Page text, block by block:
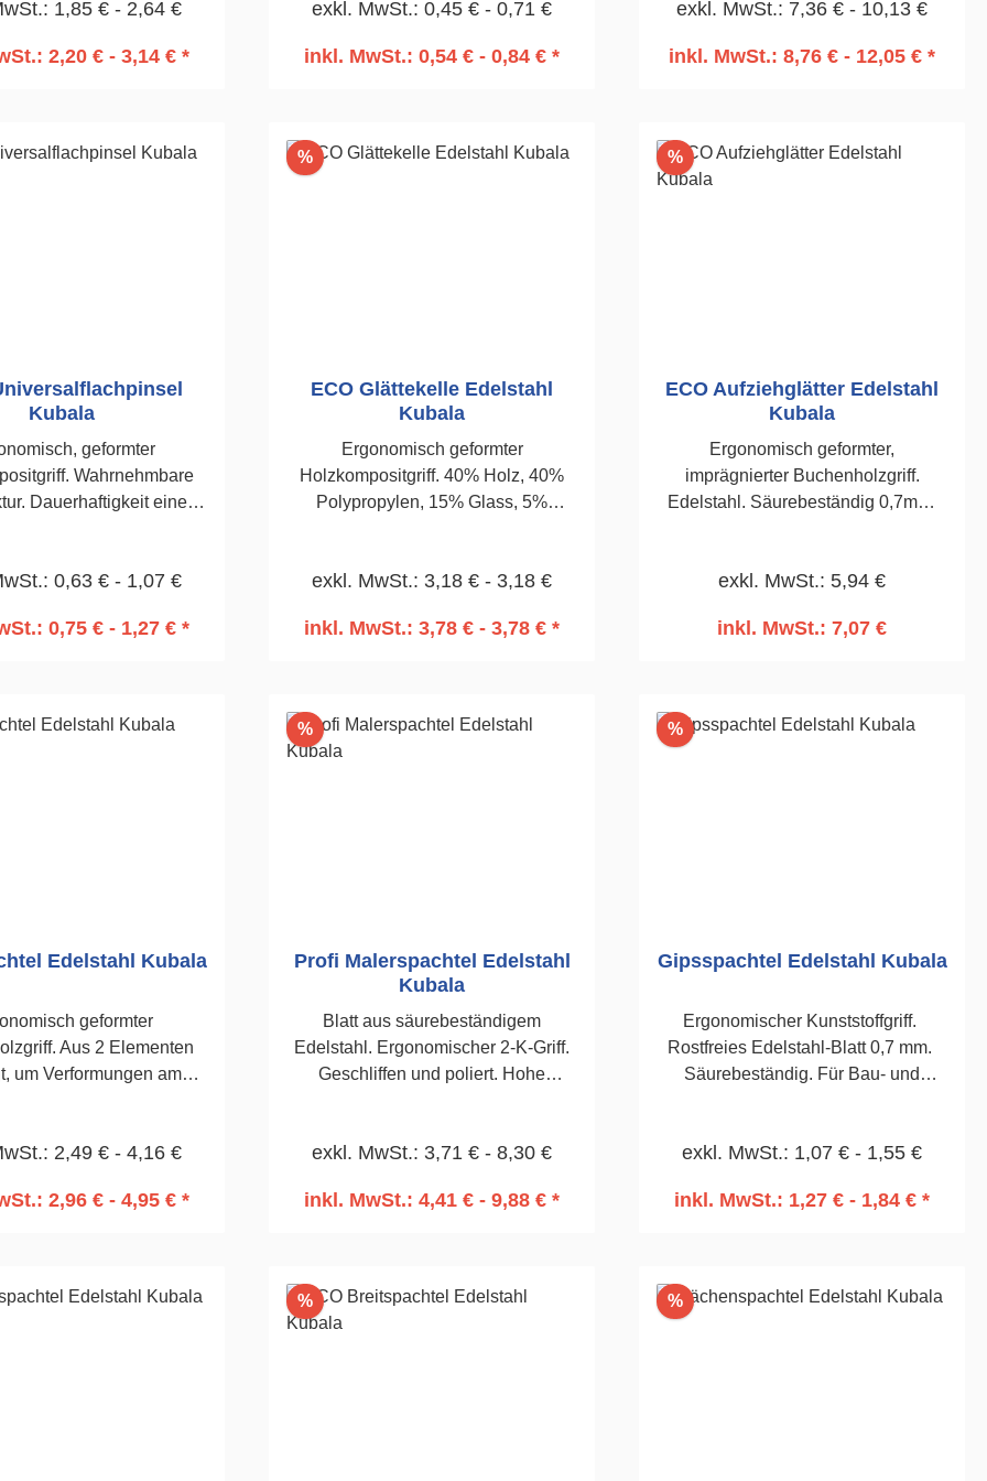
eines
1,85 € - 2,64 €
2,20 € - 3,14 € *
exkl. MwSt.: 0,45 € - 0,71 €
inkl. MwSt.: 0,54 € - 0,84 € *
mm
exkl. MwSt.: 7,36 € - 10,13 €
inkl. MwSt.: 8,76 € - 12,05 € *
Kubala
geformter
Wahrnehmbare
Dauerhaftigkeit eines
Zwinge. 50mm
0,63 € - 1,07 €
0,75 € - 1,27 € *
%Rabatt
ECO Glättekelle Edelstahl
Kubala
Ergonomisch geformter
Holzkompositgriff. 40% Holz, 40%
Polypropylen, 15% Glass, 5%
Kunststoffes, Edelstahl.
Auftragen von Klebemörtel.130 x
exkl. MwSt.: 3,18 € - 3,18 €
inkl. MwSt.: 3,78 € - 3,78 € *
%Rabatt
ECO Aufziehglätter Edelstahl
Kubala
Ergonomisch geformter,
imprägnierter Buchenholzgriff.
Edelstahl. Säurebeständig 0,7mm.
exkl. MwSt.: 5,94 €
inkl. MwSt.: 7,07 €
Edelstahl Kubala
geformter
Aus 2 Elementen
um Verformungen am
2,49 € - 4,16 €
2,96 € - 4,95 € *
%Rabatt
Profi Malerspachtel Edelstahl
Kubala
Blatt aus säurebeständigem
Edelstahl. Ergonomischer 2-K-Griff.
Geschliffen und poliert. Hohe
exkl. MwSt.: 3,71 € - 8,30 €
inkl. MwSt.: 4,41 € - 9,88 € *
%Rabatt
Gipsspachtel Edelstahl Kubala
Ergonomischer Kunststoffgriff.
Rostfreies Edelstahl-Blatt 0,7 mm.
Säurebeständig. Für Bau- und
exkl. MwSt.: 1,07 € - 1,55 €
inkl. MwSt.: 1,27 € - 1,84 € *
%Rabatt %Rabatt